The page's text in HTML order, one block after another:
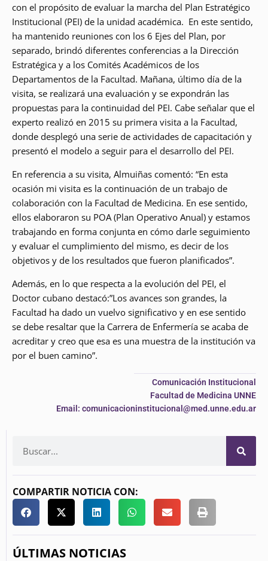
con el propósito de evaluar la marcha del Plan Estratégico
Institucional (PEI) de la unidad académica. En este sentido,
ha mantenido reuniones con los 6 Ejes del Plan, por
separado, brindó diferentes conferencias a la Dirección
Estratégica y a los Comités Académicos de los
Departamentos de la Facultad. Mañana, último día de la
visita, se realizará una evaluación y se expondrán las
propuestas para la continuidad del PEI. Cabe señalar que el
experto realizó en 2015 su primera visita a la Facultad,
donde desplegó una serie de actividades de capacitación y
presentó el modelo a seguir para el desarrollo del PEI.
En referencia a su visita, Almuiñas comentó: “En esta
ocasión mi visita es la continuación de un trabajo de
colaboración con la Facultad de Medicina. En ese sentido,
ellos elaboraron su POA (Plan Operativo Anual) y estamos
trabajando en forma conjunta en cómo darle seguimiento
y evaluar el cumplimiento del mismo, es decir de los
objetivos y de los resultados que fueron planificados”.
Además, en lo que respecta a la evolución del PEI, el
Doctor cubano destacó:”Los avances son grandes, la
Facultad ha dado un vuelvo significativo y en ese sentido
se debe resaltar que la Carrera de Enfermería se acaba de
acreditar y creo que esa es una muestra de la institución va
por el buen camino”.
Comunicación Institucional
Facultad de Medicina UNNE
Email: comunicacioninstitucional@med.unne.edu.ar
COMPARTIR NOTICIA CON:
ÚLTIMAS NOTICIAS